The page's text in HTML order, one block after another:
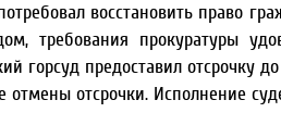
восстановить право
требования прокуратуры
горсуд предоставил отсрочку
отмены отсрочки. Исполнение